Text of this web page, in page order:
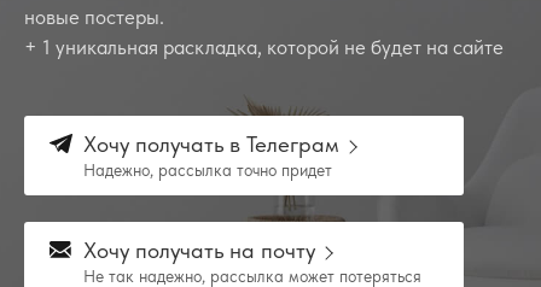
новые постеры.
+ 1 уникальная раскладка, которой не будет на сайте
Хочу получать в Телеграм
Надежно, рассылка точно придет
Хочу получать на почту
Не так надежно, рассылка может потеряться